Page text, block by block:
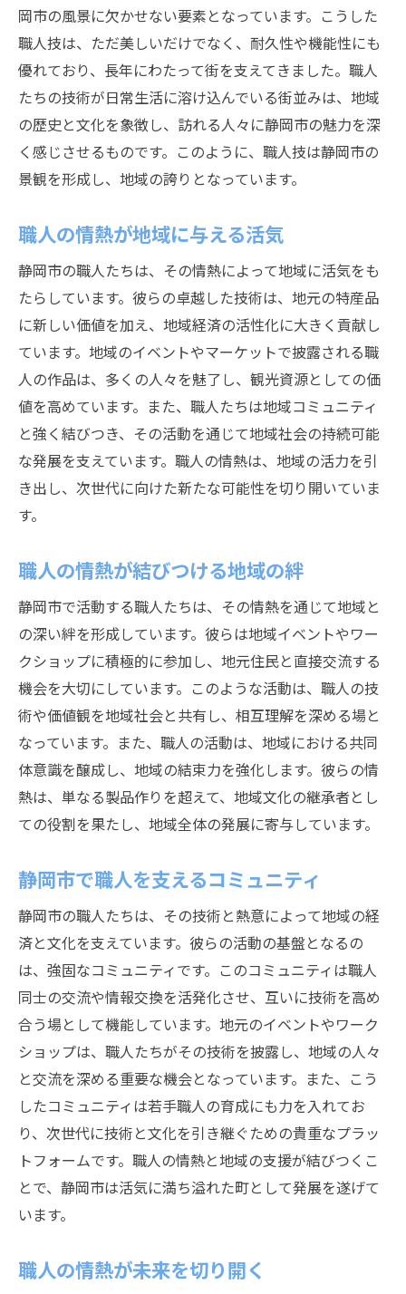
岡市の風景に欠かせない要素となっています。こうした
職人技は、ただ美しいだけでなく、耐久性や機能性にも
優れており、長年にわたって街を支えてきました。職人
たちの技術が日常生活に溶け込んでいる街並みは、地域
の歴史と文化を象徴し、訪れる人々に静岡市の魅力を深
く感じさせるものです。このように、職人技は静岡市の
景観を形成し、地域の誇りとなっています。
職人の情熱が地域に与える活気
静岡市の職人たちは、その情熱によって地域に活気をも
たらしています。彼らの卓越した技術は、地元の特産品
に新しい価値を加え、地域経済の活性化に大きく貢献し
ています。地域のイベントやマーケットで披露される職
人の作品は、多くの人々を魅了し、観光資源としての価
値を高めています。また、職人たちは地域コミュニティ
と強く結びつき、その活動を通じて地域社会の持続可能
な発展を支えています。職人の情熱は、地域の活力を引
き出し、次世代に向けた新たな可能性を切り開いていま
す。
職人の情熱が結びつける地域の絆
静岡市で活動する職人たちは、その情熱を通じて地域と
の深い絆を形成しています。彼らは地域イベントやワー
クショップに積極的に参加し、地元住民と直接交流する
機会を大切にしています。このような活動は、職人の技
術や価値観を地域社会と共有し、相互理解を深める場と
なっています。また、職人の活動は、地域における共同
体意識を醸成し、地域の結束力を強化します。彼らの情
熱は、単なる製品作りを超えて、地域文化の継承者とし
ての役割を果たし、地域全体の発展に寄与しています。
静岡市で職人を支えるコミュニティ
静岡市の職人たちは、その技術と熱意によって地域の経
済と文化を支えています。彼らの活動の基盤となるの
は、強固なコミュニティです。このコミュニティは職人
同士の交流や情報交換を活発化させ、互いに技術を高め
合う場として機能しています。地元のイベントやワーク
ショップは、職人たちがその技術を披露し、地域の人々
と交流を深める重要な機会となっています。また、こう
したコミュニティは若手職人の育成にも力を入れてお
り、次世代に技術と文化を引き継ぐための貴重なプラッ
トフォームです。職人の情熱と地域の支援が結びつくこ
とで、静岡市は活気に満ち溢れた町として発展を遂げて
います。
職人の情熱が未来を切り開く